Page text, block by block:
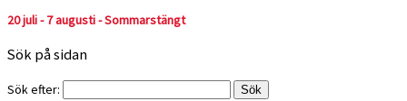
20 juli - 7 augusti - Sommarstängt
Sök på sidan
Sök efter: